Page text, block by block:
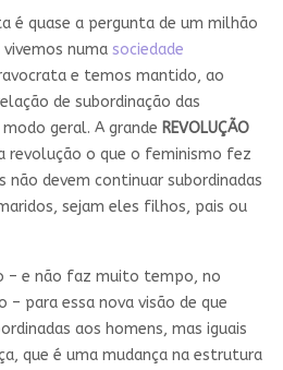
é quase a pergunta de um milhão
vivemos numa sociedade
e temos mantido, ao
de subordinação das
geral. A grande REVOLUÇÃO
revolução o que o feminismo fez
não devem continuar subordinadas
sejam eles filhos, pais ou
– e não faz muito tempo, no
– para essa nova visão de que
aos homens, mas iguais
que é uma mudança na estrutura